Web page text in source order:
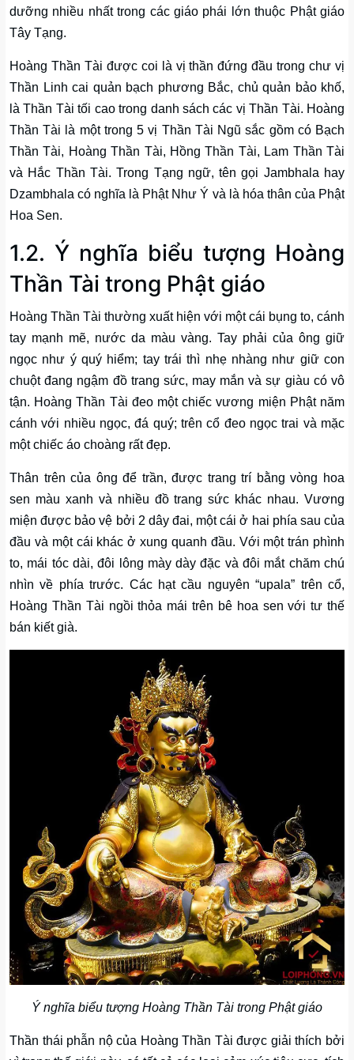
dưỡng nhiều nhất trong các giáo phái lớn thuộc Phật giáo
Tây Tạng.
Hoàng Thần Tài được coi là vị thần đứng đầu trong chư vị
Thần Linh cai quản bạch phương Bắc, chủ quản bảo khố,
là Thần Tài tối cao trong danh sách các vị Thần Tài. Hoàng
Thần Tài là một trong 5 vị Thần Tài Ngũ sắc gồm có Bạch
Thần Tài, Hoàng Thần Tài, Hồng Thần Tài, Lam Thần Tài
và Hắc Thần Tài. Trong Tạng ngữ, tên gọi Jambhala hay
Dzambhala có nghĩa là Phật Như Ý và là hóa thân của Phật
Hoa Sen.
1.2. Ý nghĩa biểu tượng Hoàng
Thần Tài trong Phật giáo
Hoàng Thần Tài thường xuất hiện với một cái bụng to, cánh
tay mạnh mẽ, nước da màu vàng. Tay phải của ông giữ
ngọc như ý quý hiểm; tay trái thì nhẹ nhàng như giữ con
chuột đang ngậm đồ trang sức, may mắn và sự giàu có vô
tận. Hoàng Thần Tài đeo một chiếc vương miện Phật năm
cánh với nhiều ngọc, đá quý; trên cổ đeo ngọc trai và mặc
một chiếc áo choàng rất đẹp.
Thân trên của ông để trần, được trang trí bằng vòng hoa
sen màu xanh và nhiều đồ trang sức khác nhau. Vương
miện được bảo vệ bởi 2 dây đai, một cái ở hai phía sau của
đầu và một cái khác ở xung quanh đầu. Với một trán phình
to, mái tóc dài, đôi lông mày dày đặc và đôi mắt chăm chú
nhìn về phía trước. Các hạt cầu nguyên “upala” trên cổ,
Hoàng Thần Tài ngồi thỏa mái trên bê hoa sen với tư thế
bán kiết già.
Ý nghĩa biểu tượng Hoàng Thần Tài trong Phật giáo
Thần thái phẫn nộ của Hoàng Thần Tài được giải thích bởi